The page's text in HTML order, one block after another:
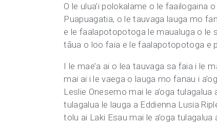
O le ulua’i polokalame o le
Puapuagatia, o le tauvaga lauga mo
e le faalapotopotoga le maualuga o le
tāua o loo faia e le faalapotopotoga e
I le mae’a ai o lea tauvaga sa faia i le
mai ai i le vaega o lauga mo fanau i
Leslie Onesemo mai le a’oga
tulagalua le lauga a Eddienna Lusia
tolu ai Laki Esau mai le a’oga tulagalua